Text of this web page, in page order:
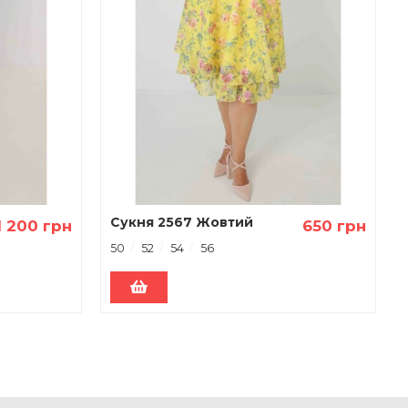
200 грн 650 грн
Сукня 2567 Жовтий
50 52 54 56